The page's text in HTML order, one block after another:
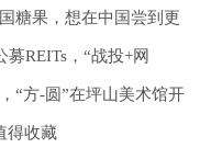
糖果，想在中国尝到更
REITs，“战投+网
“方-圆”在坪山美术馆开
得收藏